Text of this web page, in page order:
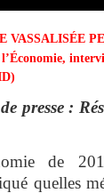
,
presse :
de
quelles